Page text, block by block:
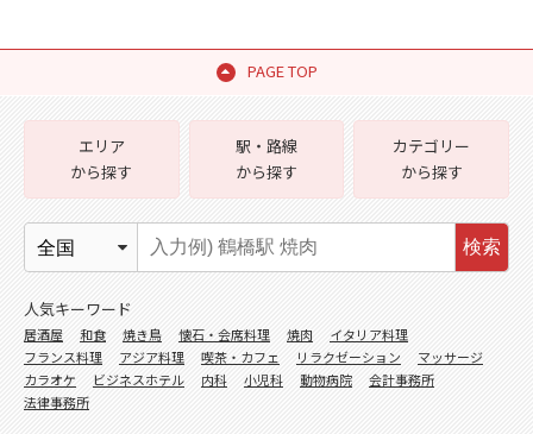
PAGE TOP
エリア
から探す
駅・路線
から探す
カテゴリー
から探す
検索
人気キーワード
居酒屋 和食 焼き鳥 懐石・会席料理 焼肉
イタリア料理
フランス料理
アジア料理 喫茶・カフェ リラクゼーション
マッサージ
カラオケ
ビジネスホテル 内科 小児科 動物病院
会計事務所
法律事務所